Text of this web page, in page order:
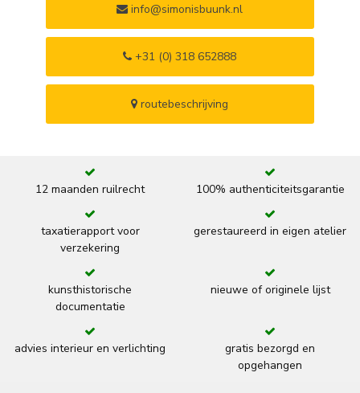
info@simonisbuunk.nl
+31 (0) 318 652888
routebeschrijving
12 maanden ruilrecht 100% authenticiteitsgarantie
taxatierapport voor
verzekering
gerestaureerd in eigen atelier
kunsthistorische
documentatie
nieuwe of originele lijst
advies interieur en verlichting
gratis bezorgd en
opgehangen